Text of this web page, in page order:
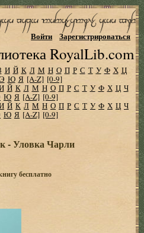
RoyalLib.com
Войти Зарегистрироваться
И Й К Л М Н О П Р С Т У Ф Х Ц
Э Ю Я [A-Z] [0-9]
Й К Л М Н О П Р С Т У Ф Х Ц Ч
Ю Я [A-Z] [0-9]
Й К Л М Н О П Р С Т У Ф Х Ц Ч
Ю Я [A-Z] [0-9]
- Уловка Чарли
бесплатно